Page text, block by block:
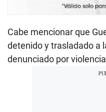
Cabe mencionar que
detenido y trasladado a
denunciado por